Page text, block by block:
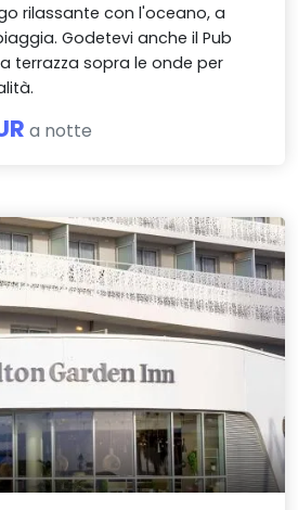
rilassante con l'oceano, a
Godetevi anche il Pub
terrazza sopra le onde per
a notte